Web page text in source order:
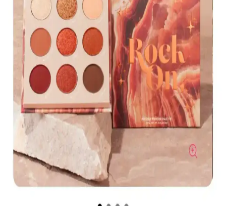
Muğgan 3'lü Açılı Fırçalı Kaş Boyası Seti İncelemesi
ve Kullanıcı Yorumları
Muğgan 3'lü kaş boyası seti, suya ve tere dayanıklı formülüyle
pratik kullanım sağlar. Renk seçenekleri ve kullanıcı deneyimleri
hakkında detaylı bilgi içerir.
Koyu Göz Altı Morluklarını Kapatmada Renk
Düzelticiler ve Kapatıcıların Etkili Kullanımı
Koyu göz altı morlukları için şeftali ve turuncu renk düzelticiler ile
tam kapatıcılık sağlayan ürünlerin kullanımı, doğru uygulama
teknikleri ve önerilen markalar detaylı şekilde ele alınıyor.
Kapatıcı ve Fondöten Arasındaki Farklar ve
Başlangıç İçin Kapatıcının Avantajları
Kapatıcı ve fondöten arasındaki temel farklar, kullanım alanları ve
uygulama zorlukları makyaj başlangıcında tercih nedenlerini